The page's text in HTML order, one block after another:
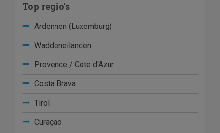
Top regio's
Ardennen (Luxemburg)
Waddeneilanden
Provence / Cote d'Azur
Costa Brava
Tirol
Curaçao